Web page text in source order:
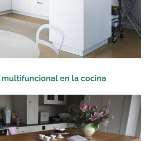
multifuncional en la cocina